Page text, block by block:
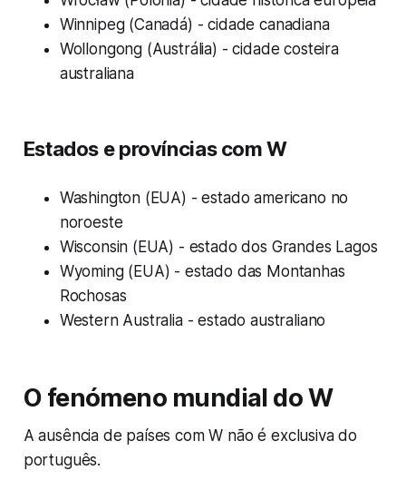
Winnipeg (Canadá) - cidade canadiana
Wollongong (Austrália) - cidade costeira
australiana
Estados e províncias com W
Washington (EUA) - estado americano no
noroeste
Wisconsin (EUA) - estado dos Grandes Lagos
Wyoming (EUA) - estado das Montanhas
Rochosas
Western Australia - estado australiano
O fenómeno mundial do W
A ausência de países com W não é exclusiva do
português.